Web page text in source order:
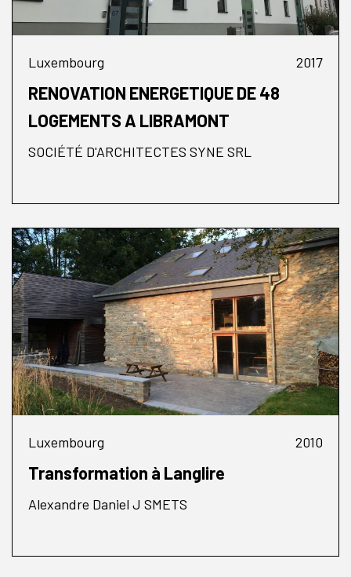
Luxembourg 2017
RENOVATION ENERGETIQUE DE 48
LOGEMENTS A LIBRAMONT
SOCIÉTÉ D'ARCHITECTES SYNE SRL
Luxembourg 2010
Transformation à Langlire
Alexandre Daniel J SMETS